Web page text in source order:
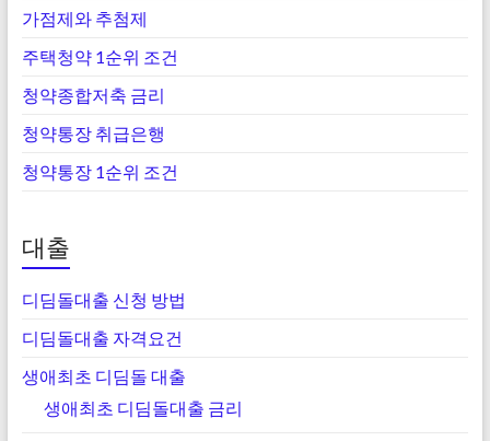
가점제와 추첨제
주택청약 1순위 조건
청약종합저축 금리
청약통장 취급은행
청약통장 1순위 조건
대출
디딤돌대출 신청 방법
디딤돌대출 자격요건
생애최초 디딤돌 대출
생애최초 디딤돌대출 금리